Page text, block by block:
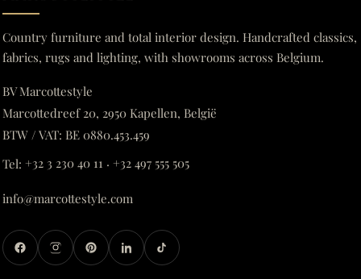
Country furniture and total interior design. Handcrafted classics,
fabrics, rugs and lighting, with showrooms across Belgium.
BV Marcottestyle
Marcottedreef 20, 2950 Kapellen, België
BTW / VAT: BE 0880.453.459
Tel: +32 3 230 40 11 · +32 497 555 505
info@marcottestyle.com